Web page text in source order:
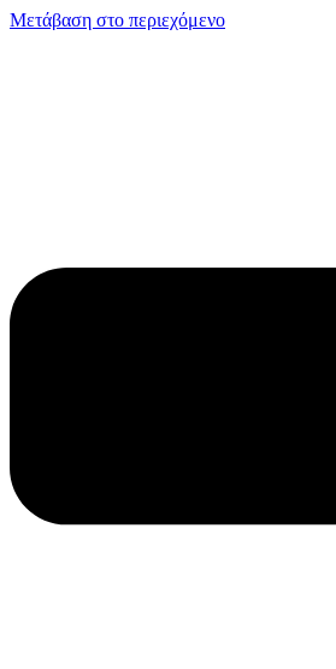
Μετάβαση στο περιεχόμενο